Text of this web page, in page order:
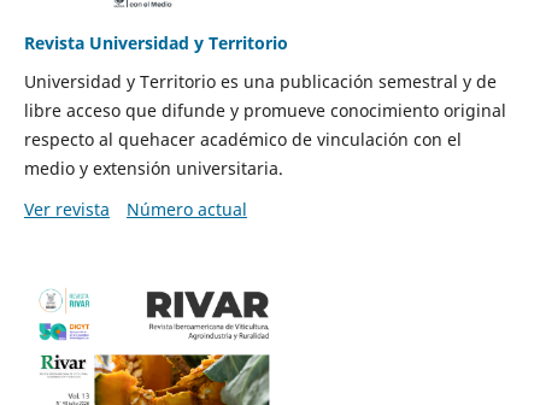
Revista Universidad y Territorio
Universidad y Territorio es una publicación semestral y de
libre acceso que difunde y promueve conocimiento original
respecto al quehacer académico de vinculación con el
medio y extensión universitaria.
Ver revista
Número actual